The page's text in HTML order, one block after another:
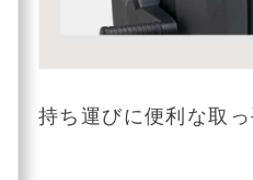
持ち運びに便利な取っ